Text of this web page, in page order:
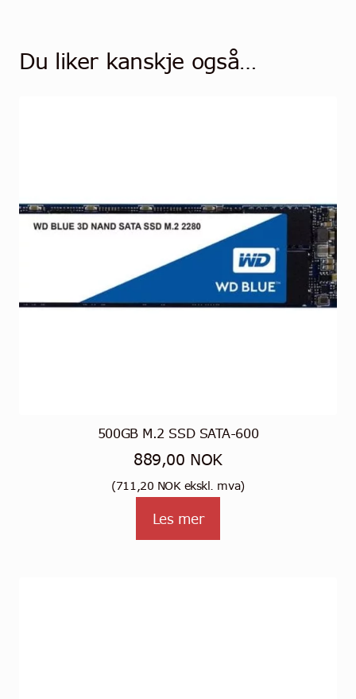
Du liker kanskje også…
500GB M.2 SSD SATA-600
889,00 NOK
(711,20 NOKekskl. mva)
Les mer